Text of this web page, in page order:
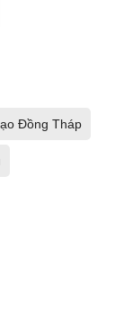
Đồng Tháp